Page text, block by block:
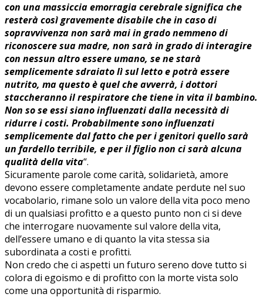
con una massiccia emorragia cerebrale significa che
resterà così gravemente disabile che in caso di
sopravvivenza non sarà mai in grado nemmeno di
riconoscere sua madre, non sarà in grado di interagire
con nessun altro essere umano, se ne starà
semplicemente sdraiato lì sul letto e potrà essere
nutrito, ma questo è quel che avverrà, i dottori
staccheranno il respiratore che tiene in vita il bambino.
Non so se essi siano influenzati dalla necessità di
ridurre i costi. Probabilmente sono influenzati
semplicemente dal fatto che per i genitori quello sarà
un fardello terribile, e per il figlio non ci sarà alcuna
qualità della vita“.
Sicuramente parole come carità, solidarietà, amore
devono essere completamente andate perdute nel suo
vocabolario, rimane solo un valore della vita poco meno
di un qualsiasi profitto e a questo punto non ci si deve
che interrogare nuovamente sul valore della vita,
dell’essere umano e di quanto la vita stessa sia
subordinata a costi e profitti.
Non credo che ci aspetti un futuro sereno dove tutto si
colora di egoismo e di profitto con la morte vista solo
come una opportunità di risparmio.